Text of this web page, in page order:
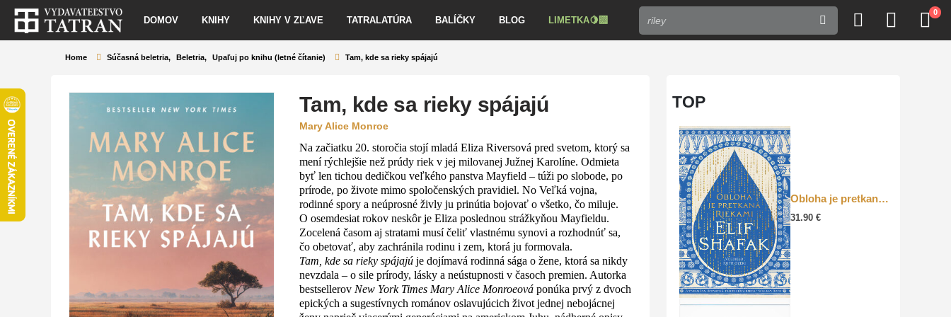
DOMOV KNIHY KNIHY V ZĽAVE TATRALATÚRA BALÍČKY BLOG LIMETKA🍋‍🟩
0
Home Súčasná beletria, Beletria, Upaľuj po knihu (letné čítanie) Tam, kde sa rieky spájajú
Tam, kde sa rieky spájajú
Mary Alice Monroe
Na začiatku 20. storočia stojí mladá Eliza Riversová pred svetom, ktorý sa
mení rýchlejšie než prúdy riek v jej milovanej Južnej Karolíne. Odmieta
byť len tichou dedičkou veľkého panstva Mayfield – túži po slobode, po
prírode, po živote mimo spoločenských pravidiel. No Veľká vojna,
rodinné spory a neúprosné živly ju prinútia bojovať o všetko, čo miluje.
O osemdesiat rokov neskôr je Eliza poslednou strážkyňou Mayfieldu.
Zocelená časom aj stratami musí čeliť vlastnému synovi a rozhodnúť sa,
čo obetovať, aby zachránila rodinu i zem, ktorá ju formovala.
Tam, kde sa rieky spájajú je dojímavá rodinná sága o žene, ktorá sa nikdy
nevzdala – o sile prírody, lásky a neústupnosti v časoch premien. Autorka
bestsellerov New York Times Mary Alice Monroeová ponúka prvý z dvoch
epických a sugestívnych románov oslavujúcich život jednej nebojácnej
TOP
Obloha je pretkaná riekami
31.90 €